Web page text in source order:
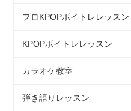
プロKPOPボイトレレッスン
KPOPボイトレレッスン
カラオケ教室
弾き語りレッスン